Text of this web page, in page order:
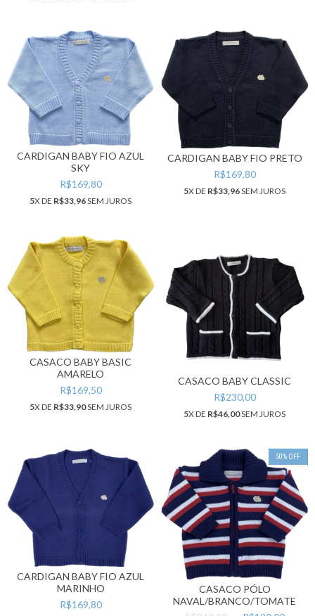
CARDIGAN BABY FIO AZUL
SKY
R$169,80
5X DE R$33,96SEM JUROS
CARDIGAN BABY FIO PRETO
R$169,80
5X DE R$33,96SEM JUROS
CASACO BABY BASIC
AMARELO
R$169,50
5X DE R$33,90SEM JUROS
CASACO BABY CLASSIC
R$230,00
5X DE R$46,00SEM JUROS
CARDIGAN BABY FIO AZUL
MARINHO
R$169,80
50% OFF
CASACO PÓLO
NAVAL/BRANCO/TOMATE